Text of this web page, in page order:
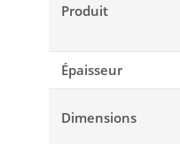
Produit
Épaisseur
Dimensions